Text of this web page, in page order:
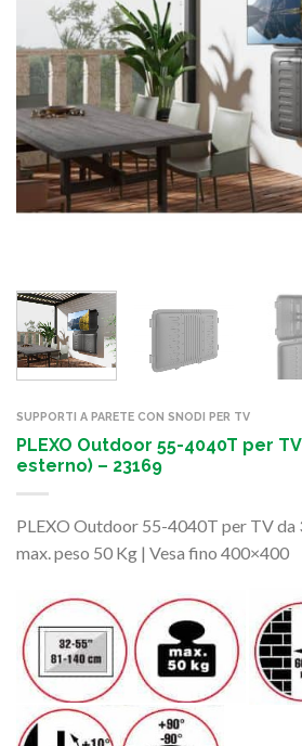
SUPPORTI A PARETE CON SNODI PER TV
PLEXO Outdoor 55-4040T per
esterno) – 23169
PLEXO Outdoor 55-4040T per TV da
max. peso 50 Kg | Vesa fino 400×400